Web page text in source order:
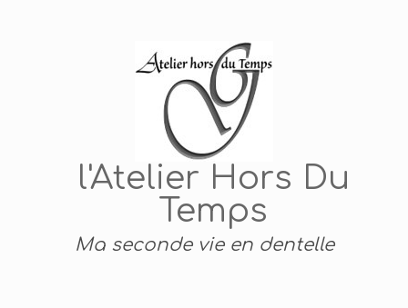
l'Atelier Hors Du
Temps
Ma seconde vie en dentelle